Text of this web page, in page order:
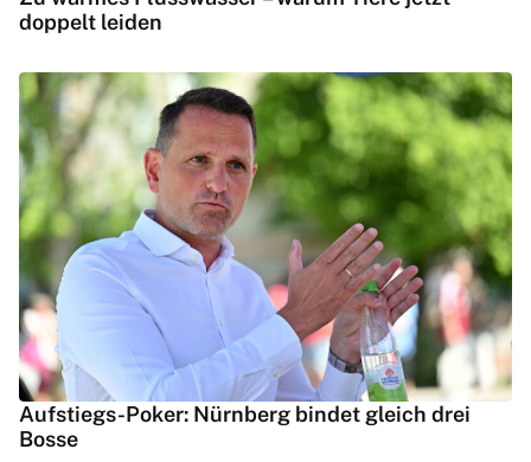
doppelt leiden
Aufstiegs-Poker: Nürnberg bindet gleich drei
Bosse